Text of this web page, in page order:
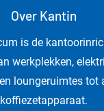
Over Kantin
is de
werkplekken,
loungeruimtes tot
koffiezetapparaat.